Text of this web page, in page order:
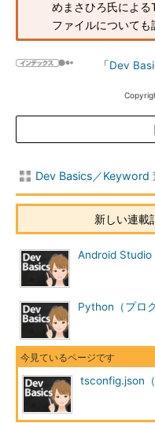
めまさひろ氏によ
ファイルについて
「Dev
Dev Basics／Keyword
新しい連載
Android Studio
Python（プロ
tsconfig.json